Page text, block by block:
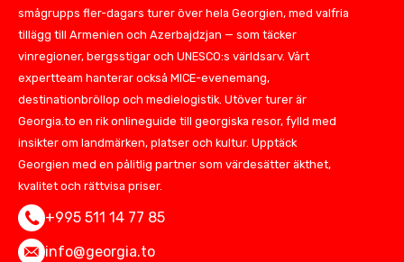
smågrupps fler-dagars turer över hela Georgien, med valfria
tillägg till Armenien och Azerbajdzjan — som täcker
vinregioner, bergsstigar och UNESCO:s världsarv. Vårt
expertteam hanterar också MICE-evenemang,
destinationbröllop och medielogistik. Utöver turer är
Georgia.to en rik onlineguide till georgiska resor, fylld med
insikter om landmärken, platser och kultur. Upptäck
Georgien med en pålitlig partner som värdesätter äkthet,
kvalitet och rättvisa priser.
+995 511 14 77 85
info@georgia.to